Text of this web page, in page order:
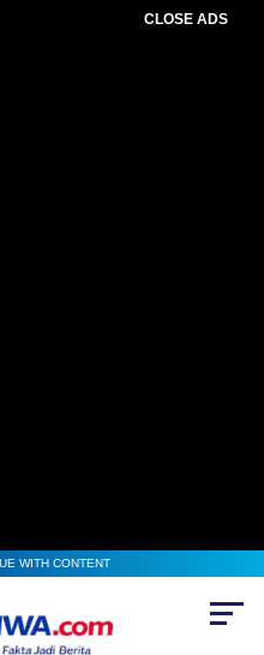
CLOSE ADS
WITH CONTENT